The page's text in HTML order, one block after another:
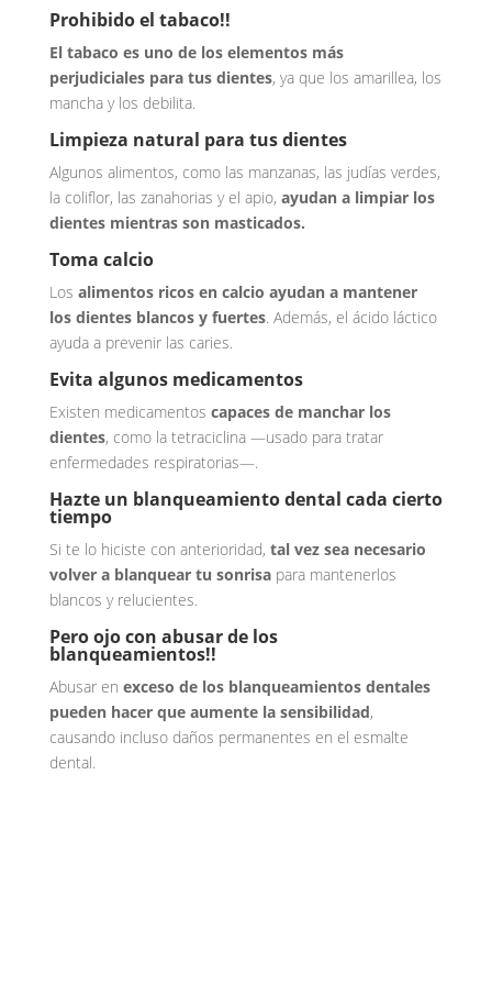
Prohibido el tabaco!!
El tabaco es uno de los elementos más
perjudiciales para tus dientes, ya que los amarillea, los
mancha y los debilita.
Limpieza natural para tus dientes
Algunos alimentos, como las manzanas, las judías verdes,
la coliflor, las zanahorias y el apio, ayudan a limpiar los
dientes mientras son masticados.
Toma calcio
Los alimentos ricos en calcio ayudan a mantener
los dientes blancos y fuertes. Además, el ácido láctico
ayuda a prevenir las caries.
Evita algunos medicamentos
Existen medicamentos capaces de manchar los
dientes, como la tetraciclina —usado para tratar
enfermedades respiratorias—.
Hazte un blanqueamiento dental cada cierto
tiempo
Si te lo hiciste con anterioridad, tal vez sea necesario
volver a blanquear tu sonrisapara mantenerlos
blancos y relucientes.
Pero ojo con abusar de los
blanqueamientos!!
Abusar en exceso de los blanqueamientos dentales
pueden hacer que aumente la sensibilidad,
causando incluso daños permanentes en el esmalte
dental.